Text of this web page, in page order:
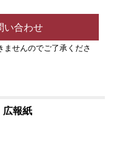
い合わせ
せんのでご了承くださ
広報紙